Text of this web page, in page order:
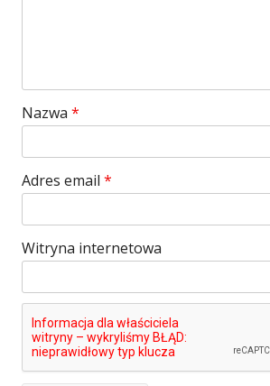
Nazwa *
Adres email *
Witryna internetowa